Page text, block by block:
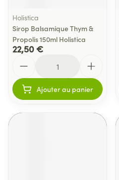
Holistica
Sirop Balsamique Thym &
Propolis 150ml Holistica
22,50 €
Ajouter au panier